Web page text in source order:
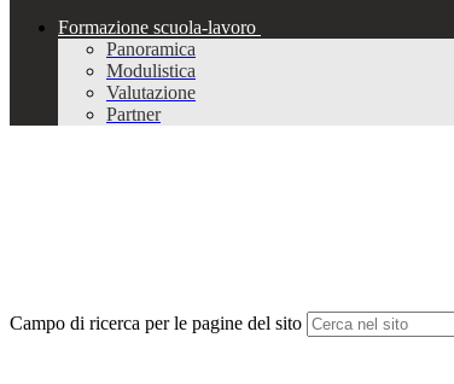
Formazione scuola-lavoro
Panoramica
Modulistica
Valutazione
Partner
Campo di ricerca per le pagine del sito